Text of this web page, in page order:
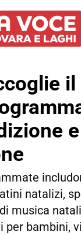
il
e
natalizi,
musica
per bambini,